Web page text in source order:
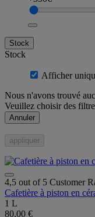
Stock
Stock
Afficher
Nous n'avons trouvé
Veuillez choisir des
Annuler
appliquer
4,5 out of 5 Customer
Cafetière à piston en
1 L
80,00 €